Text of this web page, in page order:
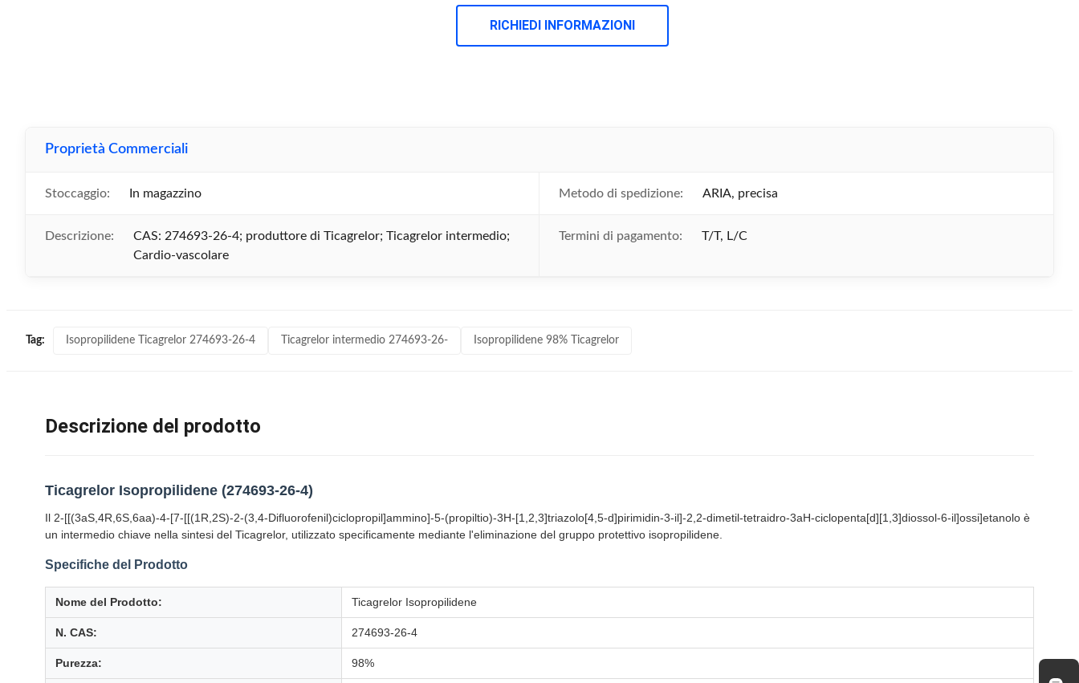
RICHIEDI INFORMAZIONI
Proprietà Commerciali
Stoccaggio: In magazzino Metodo di spedizione: ARIA, precisa
Descrizione:
CAS: 274693-26-4; produttore di Ticagrelor; Ticagrelor intermedio;
Cardio-vascolare
Termini di pagamento: T/T, L/C
Tag: Isopropilidene Ticagrelor 274693-26-4 Ticagrelor intermedio 274693-26- Isopropilidene 98% Ticagrelor
Descrizione del prodotto
Ticagrelor Isopropilidene (274693-26-4)
Il 2-[[(3aS,4R,6S,6aa)-4-[7-[[(1R,2S)-2-(3,4-Difluorofenil)ciclopropil]ammino]-5-(propiltio)-3H-[1,2,3]triazolo[4,5-d]pirimidin-3-il]-2,2-dimetil-tetraidro-3aH-ciclopenta[d][1,3]diossol-6-il]ossi]etanolo è
un intermedio chiave nella sintesi del Ticagrelor, utilizzato specificamente mediante l'eliminazione del gruppo protettivo isopropilidene.
Specifiche del Prodotto
Nome del Prodotto: Ticagrelor Isopropilidene
N. CAS: 274693-26-4
Purezza: 98%